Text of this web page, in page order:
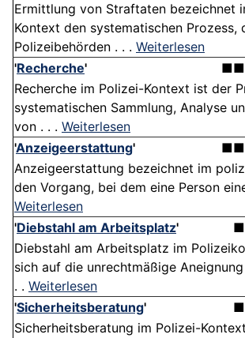
Ermittlung von Straftaten bezeichnet
Kontext den systematischen Prozess,
Polizeibehörden . . . Weiterlesen
'Recherche'
Recherche im Polizei-Kontext ist der
systematischen Sammlung, Analyse
von . . . Weiterlesen
'Anzeigeerstattung'
Anzeigeerstattung bezeichnet im
den Vorgang, bei dem eine Person
Weiterlesen
'Diebstahl am Arbeitsplatz'
Diebstahl am Arbeitsplatz im
sich auf die unrechtmäßige
. . Weiterlesen
'Sicherheitsberatung'
Sicherheitsberatung im Polizei-